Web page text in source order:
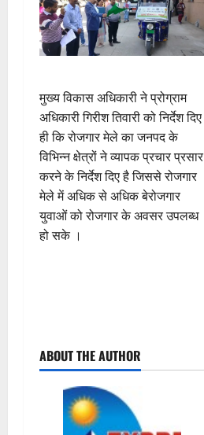
मुख्य विकास अधिकारी ने प्रोग्राम
अधिकारी गिरीश तिवारी को निर्देश दिए
ही कि रोजगार मेले का जनपद के
विभिन्न क्षेत्रों ने व्यापक प्रचार प्रसार
करने के निर्देश दिए है जिससे रोजगार
मेले में अधिक से अधिक बेरोजगार
युवाओं को रोजगार के अवसर उपलब्ध
हो सके ।
o
ABOUT THE AUTHOR